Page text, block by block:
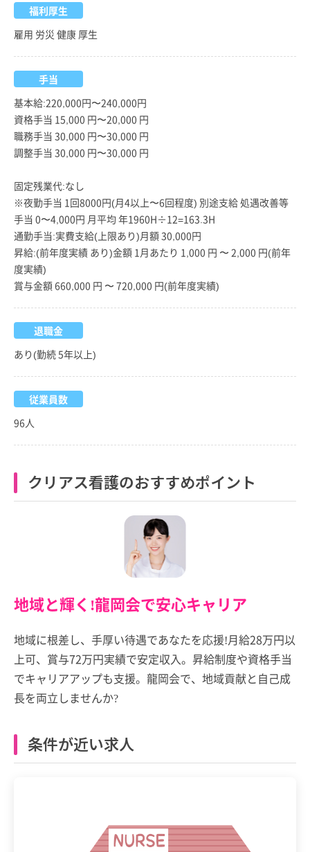
福利厚生
雇用 労災 健康 厚生
手当
基本給:220,000円〜240,000円
資格手当 15,000 円〜20,000 円
職務手当 30,000 円〜30,000 円
調整手当 30,000 円〜30,000 円
固定残業代:なし
※夜勤手当 1回8000円(月4以上〜6回程度) 別途支給 処遇改善等
手当 0〜4,000円 月平均 年1960H÷12=163.3H
通勤手当:実費支給(上限あり)月額 30,000円
昇給:(前年度実績 あり)金額 1月あたり 1,000 円 〜 2,000 円(前年
度実績)
賞与金額 660,000 円 〜 720,000 円(前年度実績)
退職金
あり(勤続 5年以上)
従業員数
96人
クリアス看護のおすすめポイント
地域と輝く!龍岡会で安心キャリア
地域に根差し、手厚い待遇であなたを応援!月給28万円以
上可、賞与72万円実績で安定収入。昇給制度や資格手当
でキャリアアップも支援。龍岡会で、地域貢献と自己成
長を両立しませんか?
条件が近い求人